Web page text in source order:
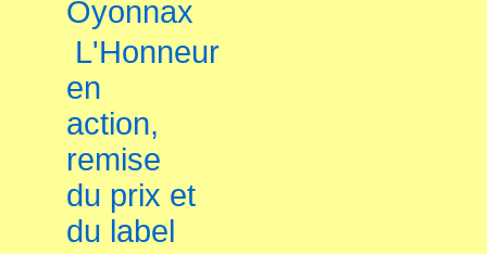
Oyonnax
L'Honneur
en
action,
remise
du prix et
du label